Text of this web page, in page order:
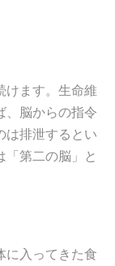
けます。生命維
、脳からの指令
は排泄するとい
第二の脳」と
に入ってきた食